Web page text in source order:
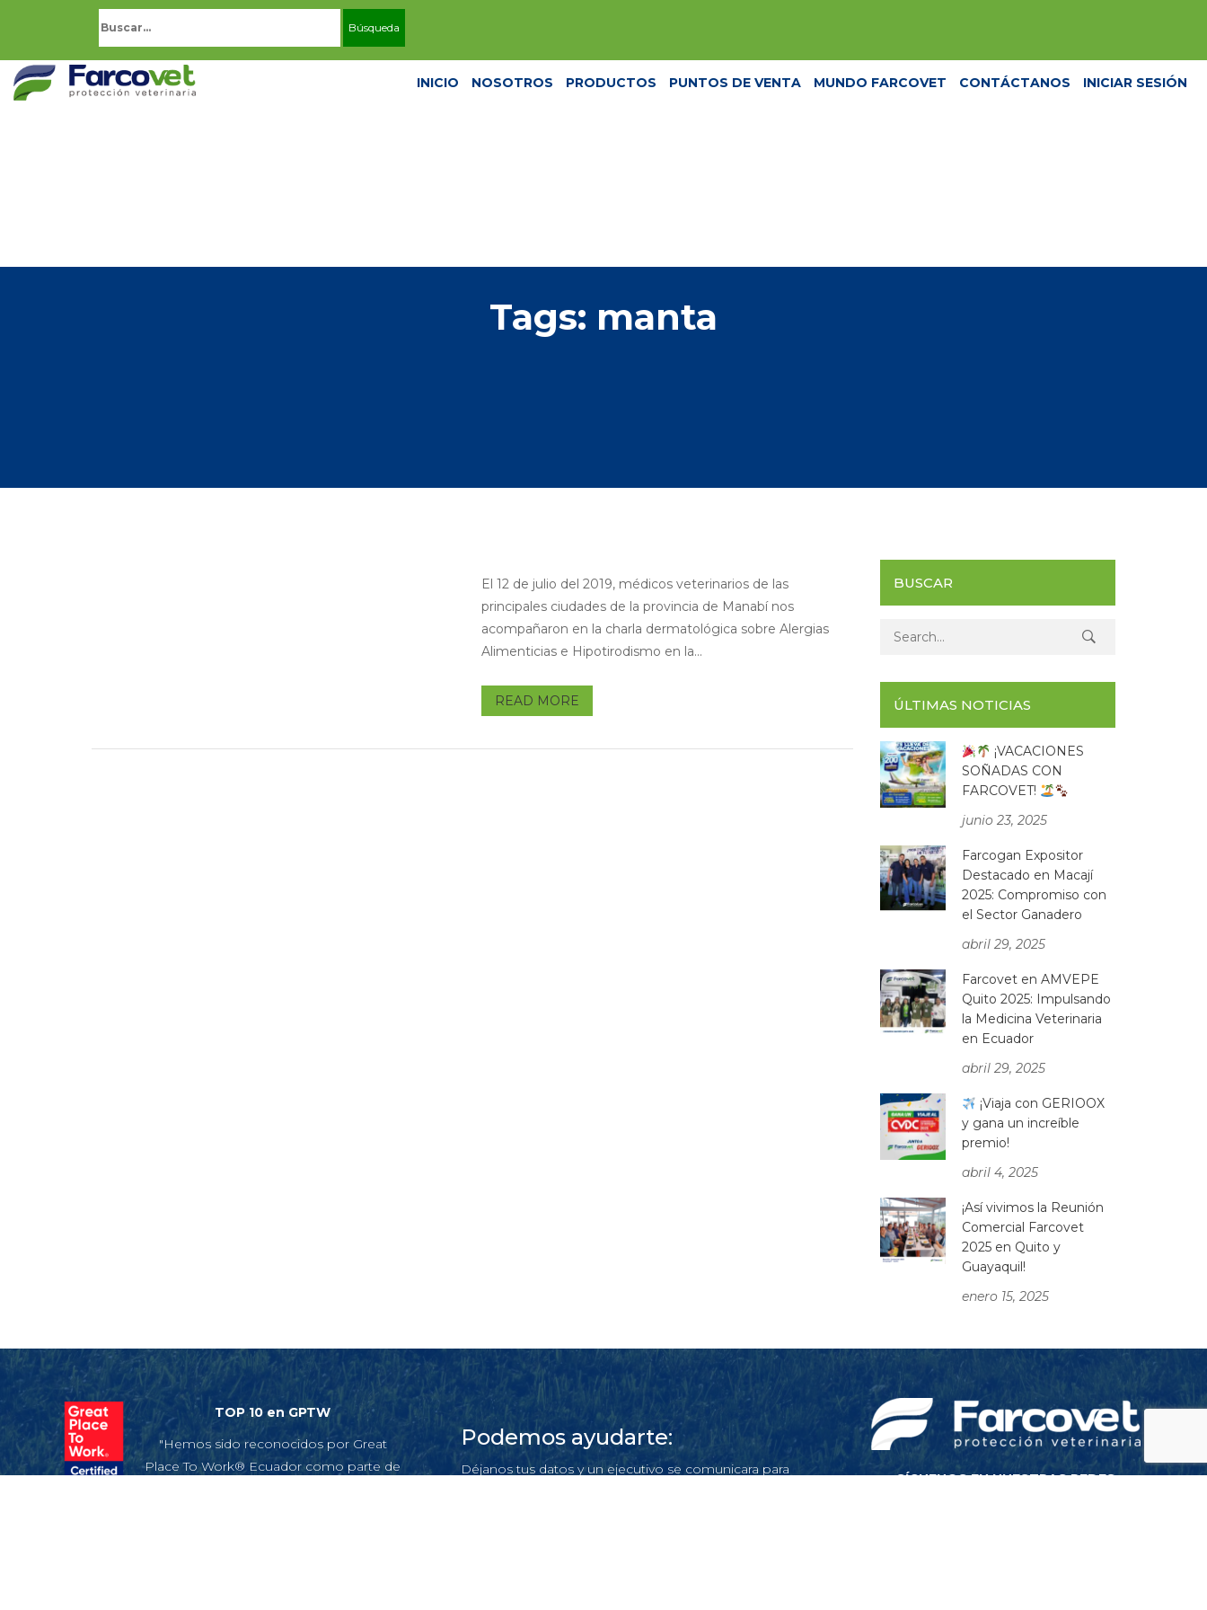
Buscar:
INICIO NOSOTROS PRODUCTOS PUNTOS DE VENTA MUNDO FARCOVET CONTÁCTANOS INICIAR SESIÓN
Tags: manta
El 12 de julio del 2019, médicos veterinarios de las
principales ciudades de la provincia de Manabí nos
acompañaron en la charla dermatológica sobre Alergias
Alimenticias e Hipotirodismo en la...
READ MORE
BUSCAR
Search for:
ÚLTIMAS NOTICIAS
¡VACACIONES
SOÑADAS CON
FARCOVET!
junio 23, 2025
Farcogan Expositor
Destacado en Macají
2025: Compromiso con
el Sector Ganadero
abril 29, 2025
Farcovet en AMVEPE
Quito 2025: Impulsando
la Medicina Veterinaria
en Ecuador
abril 29, 2025
¡Viaja con GERIOOX
y gana un increíble
premio!
abril 4, 2025
¡Así vivimos la Reunión
Comercial Farcovet
2025 en Quito y
Guayaquil!
enero 15, 2025
TOP 10 en GPTW
"Hemos sido reconocidos por Great
Place To Work® Ecuador como parte de
Podemos ayudarte:
Déjanos tus datos y un ejecutivo se comunicara para
SÍGUENOS EN NUESTRAS REDES